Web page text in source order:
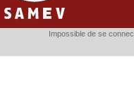
Impossible de se